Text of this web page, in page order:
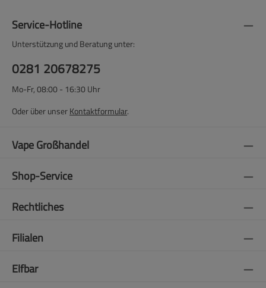
Service-Hotline
Unterstützung und Beratung unter:
0281 20678275
Mo-Fr, 08:00 - 16:30 Uhr
Oder über unserKontaktformular.
Vape Großhandel
Shop-Service
Rechtliches
Filialen
Elfbar